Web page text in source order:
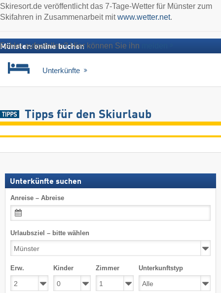
Skiresort.de veröffentlicht das 7-Tage-Wetter für Münster zum
Skifahren in Zusammenarbeit mitwww.wetter.net.
Fehler aufgefallen? Hier können Sie ihn
Münster: online buchen
Unterkünfte
Tipps für den Skiurlaub
Unterkünfte suchen
Anreise – Abreise
Urlaubsziel – bitte wählen
Erw. Kinder Zimmer Unterkunftstyp